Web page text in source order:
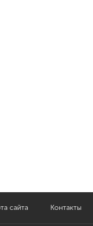
сайта Контакты